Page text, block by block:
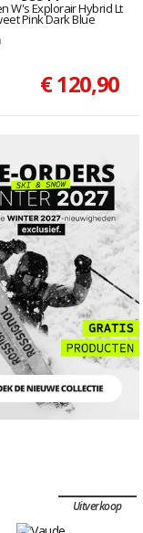
W's Explorair Hybrid Lt
Pink Dark Blue
€ 120,90
Uitverkoop